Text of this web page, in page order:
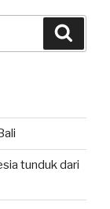
tunduk dari